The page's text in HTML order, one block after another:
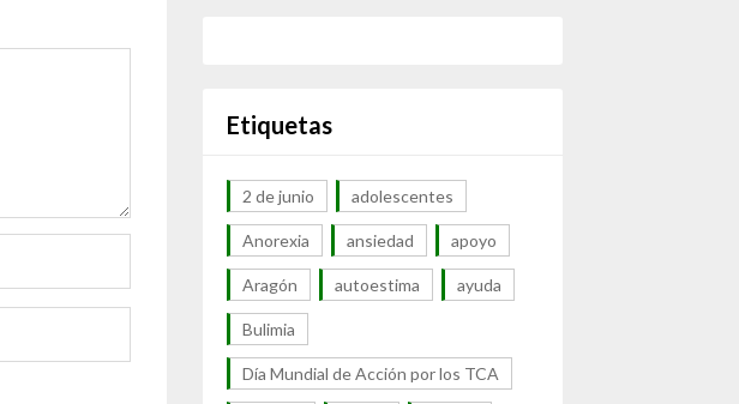
Etiquetas
2 de junio adolescentes
Anorexia ansiedad apoyo
Aragón autoestima ayuda
Bulimia
Día Mundial de Acción por los TCA